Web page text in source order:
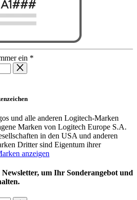
ein *
und alle anderen Logitech-Marken
Marken von Logitech Europe S.A.
in den USA und anderen
Dritter sind Eigentum ihrer
anzeigen
um Ihr Sonderangebot und